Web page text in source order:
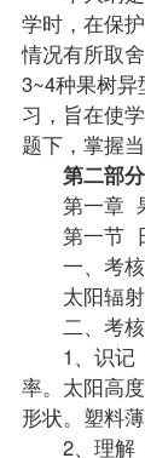
学时，在保
情况有所取
3~4种果树
习，旨在使
题下，掌握
第二部
第一章 果
第一节 日
一、考核
太阳辐射
二、考核
1、识记
率。太阳高
形状。塑料
2、理解